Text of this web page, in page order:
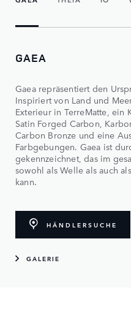
GAEA
Gaea repräsentiert den
Inspiriert von Land und
Exterieur in TerreMatte, ein
Satin Forged Carbon,
Carbon Bronze und eine
Farbgebungen. Gaea ist
gekennzeichnet, das im
sowohl als Welle als auch
kann.
HÄNDLERSUCHE
GALERIE